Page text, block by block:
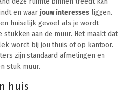
en waar jouw interesses liggen.
huiselijk gevoel als je wordt
aan de muur. Het maakt dat
wordt bij jou thuis of op kantoor.
zijn standaard afmetingen en
stuk muur.
huis